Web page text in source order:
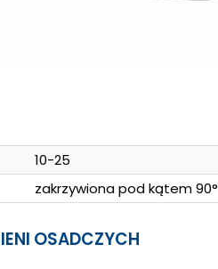
10-25
zakrzywiona pod kątem 90°
OSADCZYCH